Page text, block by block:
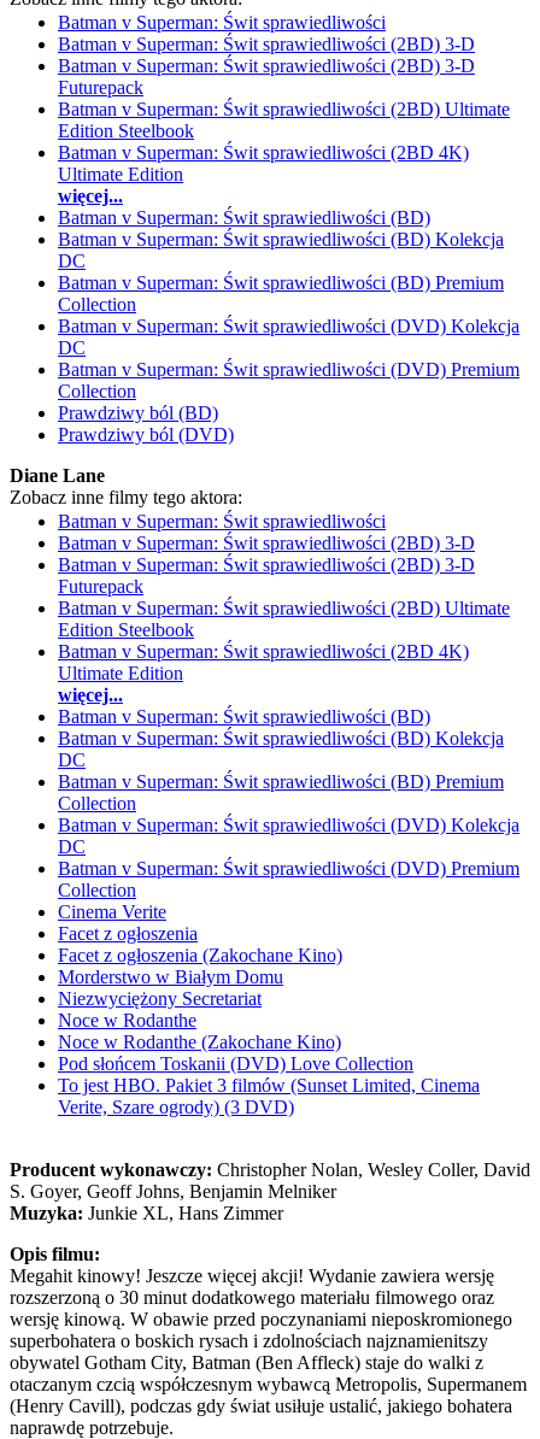
Batman v Superman: Świt sprawiedliwości
Batman v Superman: Świt sprawiedliwości (2BD) 3-D
Batman v Superman: Świt sprawiedliwości (2BD) 3-D
Futurepack
Batman v Superman: Świt sprawiedliwości (2BD) Ultimate
Edition Steelbook
Batman v Superman: Świt sprawiedliwości (2BD 4K)
Ultimate Edition
więcej...
Batman v Superman: Świt sprawiedliwości (BD)
Batman v Superman: Świt sprawiedliwości (BD) Kolekcja
DC
Batman v Superman: Świt sprawiedliwości (BD) Premium
Collection
Batman v Superman: Świt sprawiedliwości (DVD) Kolekcja
DC
Batman v Superman: Świt sprawiedliwości (DVD) Premium
Collection
Prawdziwy ból (BD)
Prawdziwy ból (DVD)
Diane Lane
Zobacz inne filmy tego aktora:
Batman v Superman: Świt sprawiedliwości
Batman v Superman: Świt sprawiedliwości (2BD) 3-D
Batman v Superman: Świt sprawiedliwości (2BD) 3-D
Futurepack
Batman v Superman: Świt sprawiedliwości (2BD) Ultimate
Edition Steelbook
Batman v Superman: Świt sprawiedliwości (2BD 4K)
Ultimate Edition
więcej...
Batman v Superman: Świt sprawiedliwości (BD)
Batman v Superman: Świt sprawiedliwości (BD) Kolekcja
DC
Batman v Superman: Świt sprawiedliwości (BD) Premium
Collection
Batman v Superman: Świt sprawiedliwości (DVD) Kolekcja
DC
Batman v Superman: Świt sprawiedliwości (DVD) Premium
Collection
Cinema Verite
Facet z ogłoszenia
Facet z ogłoszenia (Zakochane Kino)
Morderstwo w Białym Domu
Niezwyciężony Secretariat
Noce w Rodanthe
Noce w Rodanthe (Zakochane Kino)
Pod słońcem Toskanii (DVD) Love Collection
To jest HBO. Pakiet 3 filmów (Sunset Limited, Cinema
Verite, Szare ogrody) (3 DVD)
Producent wykonawczy: Christopher Nolan, Wesley Coller, David
S. Goyer, Geoff Johns, Benjamin Melniker
Muzyka: Junkie XL, Hans Zimmer
Opis filmu:
Megahit kinowy! Jeszcze więcej akcji! Wydanie zawiera wersję
rozszerzoną o 30 minut dodatkowego materiału filmowego oraz
wersję kinową. W obawie przed poczynaniami nieposkromionego
superbohatera o boskich rysach i zdolnościach najznamienitszy
obywatel Gotham City, Batman (Ben Affleck) staje do walki z
otaczanym czcią współczesnym wybawcą Metropolis, Supermanem
(Henry Cavill), podczas gdy świat usiłuje ustalić, jakiego bohatera
naprawdę potrzebuje.